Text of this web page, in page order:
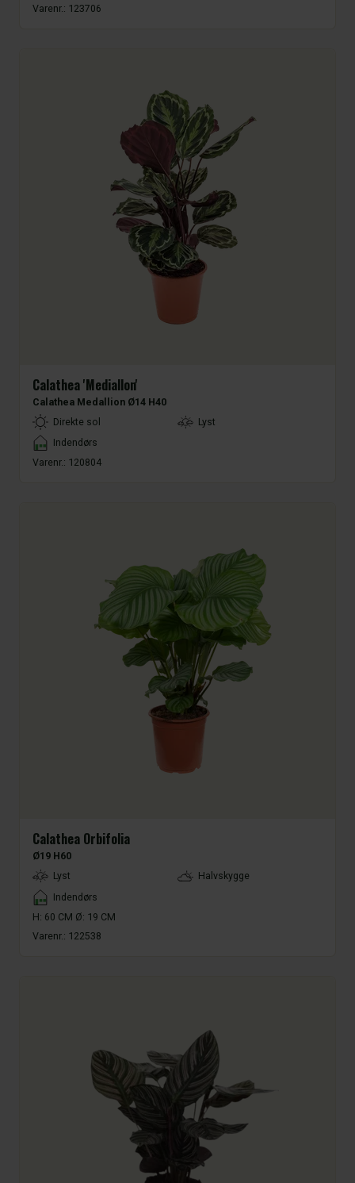
Varenr.: 123706
Calathea 'Mediallon'
Calathea Medallion Ø14 H40
LightTypeDirekte sol
Lyst
Placement
Indendørs
Varenr.: 120804
Calathea Orbifolia
Ø19 H60
LightType
Lyst
Halvskygge
Placement
Indendørs
H: 60 CM Ø: 19 CM
Varenr.: 122538